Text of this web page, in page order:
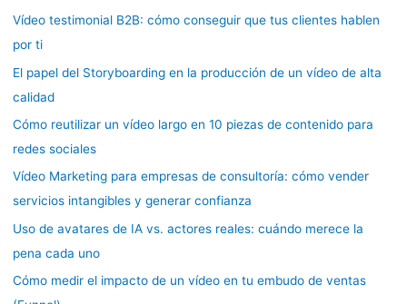
Vídeo testimonial B2B: cómo conseguir que tus clientes hablen
por ti
El papel del Storyboarding en la producción de un vídeo de alta
calidad
Cómo reutilizar un vídeo largo en 10 piezas de contenido para
redes sociales
Vídeo Marketing para empresas de consultoría: cómo vender
servicios intangibles y generar confianza
Uso de avatares de IA vs. actores reales: cuándo merece la
pena cada uno
Cómo medir el impacto de un vídeo en tu embudo de ventas